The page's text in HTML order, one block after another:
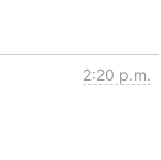
2:20 p.m.